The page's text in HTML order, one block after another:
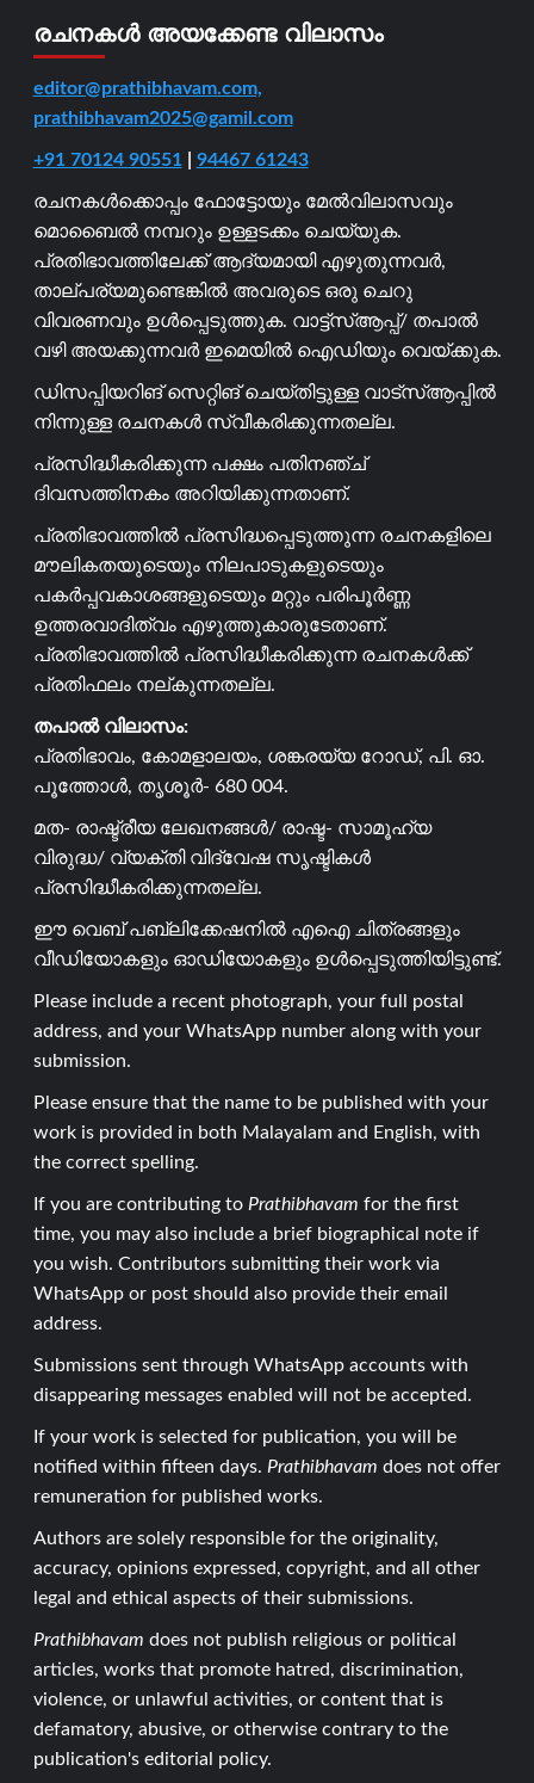
രചനകൾ അയക്കേണ്ട വിലാസം
editor@prathibhavam.com,
prathibhavam2025@gamil.com
+91 70124 90551| 94467 61243
രചനകൾക്കൊപ്പം ഫോട്ടോയും മേൽവിലാസവും
മൊബൈൽ നമ്പറും ഉള്ളടക്കം ചെയ്യുക.
പ്രതിഭാവത്തിലേക്ക് ആദ്യമായി എഴുതുന്നവർ,
താല്പര്യമുണ്ടെങ്കിൽ അവരുടെ ഒരു ചെറു
വിവരണവും ഉൾപ്പെടുത്തുക. വാട്ട്സ്ആപ്പ്/ തപാൽ
വഴി അയക്കുന്നവർ ഇമെയിൽ ഐഡിയും വെയ്ക്കുക.
ഡിസപ്പിയറിങ് സെറ്റിങ് ചെയ്തിട്ടുള്ള വാട്സ്ആപ്പിൽ
നിന്നുള്ള രചനകൾ സ്വീകരിക്കുന്നതല്ല.
പ്രസിദ്ധീകരിക്കുന്ന പക്ഷം പതിനഞ്ച്
ദിവസത്തിനകം അറിയിക്കുന്നതാണ്.
പ്രതിഭാവത്തിൽ പ്രസിദ്ധപ്പെടുത്തുന്ന രചനകളിലെ
മൗലികതയുടെയും നിലപാടുകളുടെയും
പകർപ്പവകാശങ്ങളുടെയും മറ്റും പരിപൂർണ്ണ
ഉത്തരവാദിത്വം എഴുത്തുകാരുടേതാണ്.
പ്രതിഭാവത്തിൽ പ്രസിദ്ധീകരിക്കുന്ന രചനകൾക്ക്
പ്രതിഫലം നല്കുന്നതല്ല.
തപാൽ വിലാസം:
പ്രതിഭാവം, കോമളാലയം, ശങ്കരയ്യ റോഡ്, പി. ഓ.
പൂത്തോൾ, തൃശൂർ- 680 004.
മത- രാഷ്ട്രീയ ലേഖനങ്ങൾ/ രാഷ്ട- സാമൂഹ്യ
വിരുദ്ധ/ വ്യക്തി വിദ്വേഷ സൃഷ്ടികൾ
പ്രസിദ്ധീകരിക്കുന്നതല്ല.
ഈ വെബ് പബ്ലിക്കേഷനിൽ എഐ ചിത്രങ്ങളും
വീഡിയോകളും ഓഡിയോകളും ഉൾപ്പെടുത്തിയിട്ടുണ്ട്.
Please include a recent photograph, your full postal
address, and your WhatsApp number along with your
submission.
Please ensure that the name to be published with your
work is provided in both Malayalam and English, with
the correct spelling.
If you are contributing to Prathibhavam for the first
time, you may also include a brief biographical note if
you wish. Contributors submitting their work via
WhatsApp or post should also provide their email
address.
Submissions sent through WhatsApp accounts with
disappearing messages enabled will not be accepted.
If your work is selected for publication, you will be
notified within fifteen days. Prathibhavam does not offer
remuneration for published works.
Authors are solely responsible for the originality,
accuracy, opinions expressed, copyright, and all other
legal and ethical aspects of their submissions.
Prathibhavam does not publish religious or political
articles, works that promote hatred, discrimination,
violence, or unlawful activities, or content that is
defamatory, abusive, or otherwise contrary to the
publication's editorial policy.